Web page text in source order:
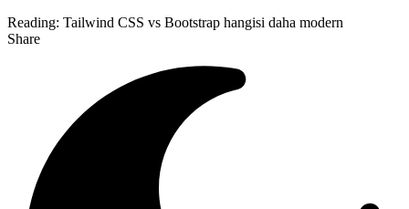
Reading: Tailwind CSS vs Bootstrap hangisi daha modern
Share